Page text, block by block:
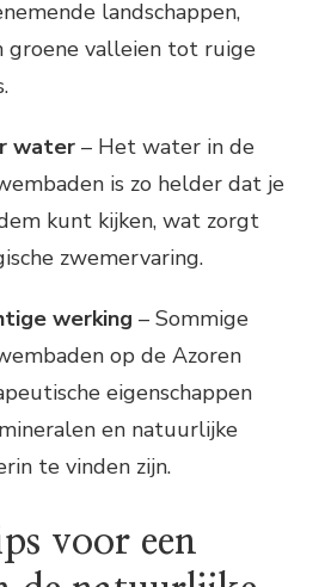
landschappen,
groene valleien tot ruige
water – Het water in de
is zo helder dat je
kunt kijken, wat zorgt
zwemervaring.
werking – Sommige
op de Azoren
eigenschappen
en natuurlijke
te vinden zijn.
voor een